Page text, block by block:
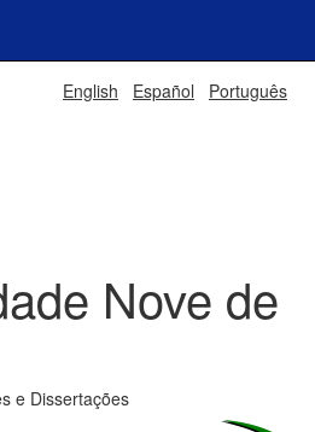
English Español Português
Nove de
e Dissertações